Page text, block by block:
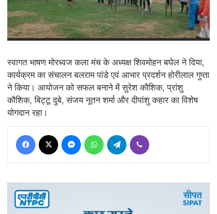
स्वागत भाषण मोरध्वज कला मंच के अध्यक्ष शिवमोहन बघेल ने दिया,
कार्यक्रम का संचालन बलराम पांडे एवं आभार प्रदर्शन होरीलाल गुप्ता
ने किया। आयोजन को सफल बनाने में सुरेश कौशिक, प्रांशु
कौशिक, बिट्टू दुबे, संजय नूतन शर्मा और दीपांशु कहार का विशेष
योगदान रहा।
Facebook Messenger WhatsApp Telegram